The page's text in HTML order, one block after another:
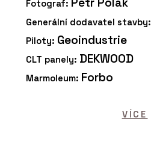
Fotograf:
Generální dodavatel stavby:
Piloty: Geoindustrie
CLT panely: DEKWOOD
Marmoleum: Forbo
VÍCE